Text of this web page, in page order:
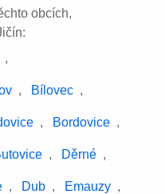
obcích,
,
, Bílovec ,
, Bordovice ,
, Děrné ,
, Dub , Emauzy ,